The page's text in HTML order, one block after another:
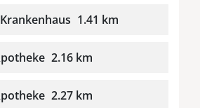
1.41 km
2.16 km
2.27 km